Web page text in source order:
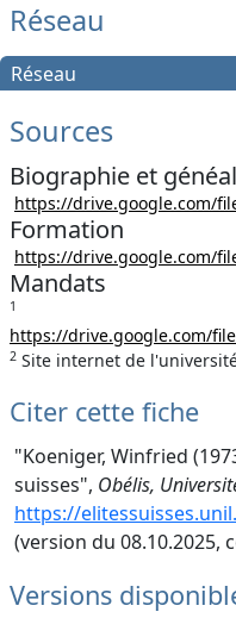
Réseau
Réseau
Sources
Biographie et
https://drive.google.com/
Formation
https://drive.google.com/
Mandats
1
https://drive.google.com/
2 Site internet de
Citer cette fiche
"Koeniger, Winfried
suisses", Obélis,
https://
(version du 08.10.2025,
Versions